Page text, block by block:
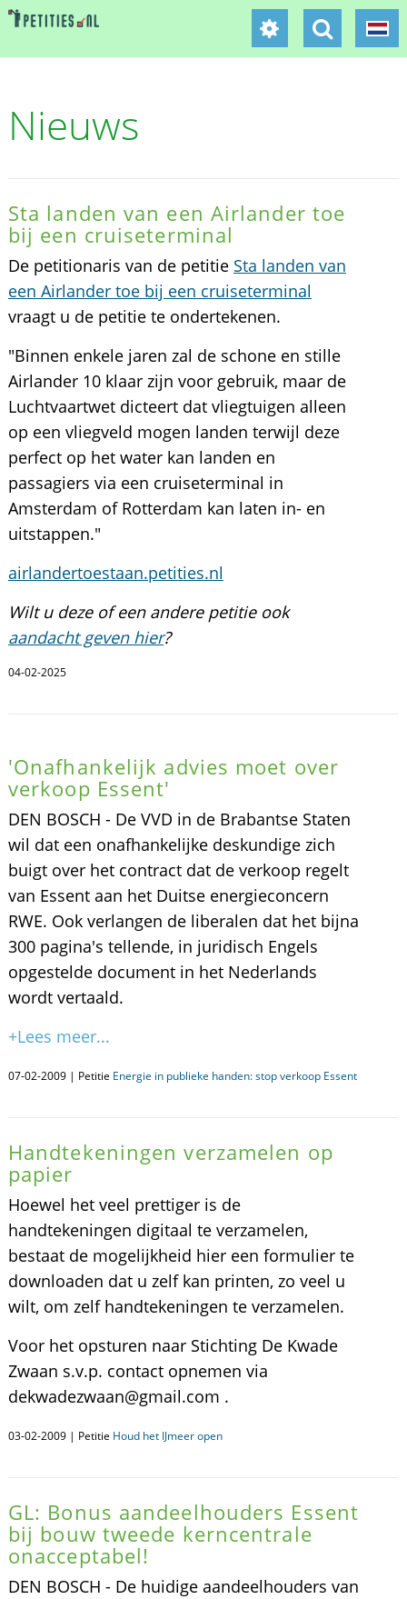
Nieuws
Sta landen van een Airlander toe
bij een cruiseterminal
De petitionaris van de petitie Sta landen van
een Airlander toe bij een cruiseterminal
vraagt u de petitie te ondertekenen.
"Binnen enkele jaren zal de schone en stille
Airlander 10 klaar zijn voor gebruik, maar de
Luchtvaartwet dicteert dat vliegtuigen alleen
op een vliegveld mogen landen terwijl deze
perfect op het water kan landen en
passagiers via een cruiseterminal in
Amsterdam of Rotterdam kan laten in- en
uitstappen."
airlandertoestaan.petities.nl
Wilt u deze of een andere petitie ook
aandacht geven hier?
04-02-2025
'Onafhankelijk advies moet over
verkoop Essent'
DEN BOSCH - De VVD in de Brabantse Staten
wil dat een onafhankelijke deskundige zich
buigt over het contract dat de verkoop regelt
van Essent aan het Duitse energieconcern
RWE. Ook verlangen de liberalen dat het bijna
300 pagina's tellende, in juridisch Engels
opgestelde document in het Nederlands
wordt vertaald.
+Lees meer...
07-02-2009 | Petitie Energie in publieke handen: stop verkoop Essent
Handtekeningen verzamelen op
papier
Hoewel het veel prettiger is de
handtekeningen digitaal te verzamelen,
bestaat de mogelijkheid hier een formulier te
downloaden dat u zelf kan printen, zo veel u
wilt, om zelf handtekeningen te verzamelen.
Voor het opsturen naar Stichting De Kwade
Zwaan s.v.p. contact opnemen via
dekwadezwaan@gmail.com .
03-02-2009 | Petitie Houd het IJmeer open
GL: Bonus aandeelhouders Essent
bij bouw tweede kerncentrale
onacceptabel!
DEN BOSCH - De huidige aandeelhouders van